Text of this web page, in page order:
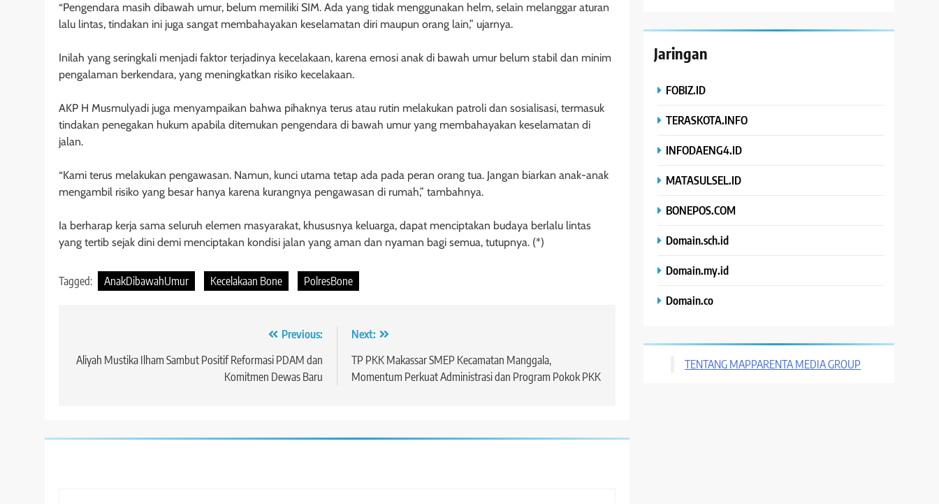
“Pengendara masih dibawah umur, belum memiliki SIM. Ada yang tidak menggunakan helm, selain melanggar aturan
lalu lintas, tindakan ini juga sangat membahayakan keselamatan diri maupun orang lain,” ujarnya.
Inilah yang seringkali menjadi faktor terjadinya kecelakaan, karena emosi anak di bawah umur belum stabil dan minim
pengalaman berkendara, yang meningkatkan risiko kecelakaan.
AKP H Musmulyadi juga menyampaikan bahwa pihaknya terus atau rutin melakukan patroli dan sosialisasi, termasuk
tindakan penegakan hukum apabila ditemukan pengendara di bawah umur yang membahayakan keselamatan di
jalan.
“Kami terus melakukan pengawasan. Namun, kunci utama tetap ada pada peran orang tua. Jangan biarkan anak-anak
mengambil risiko yang besar hanya karena kurangnya pengawasan di rumah,” tambahnya.
Ia berharap kerja sama seluruh elemen masyarakat, khususnya keluarga, dapat menciptakan budaya berlalu lintas
yang tertib sejak dini demi menciptakan kondisi jalan yang aman dan nyaman bagi semua, tutupnya. (*)
Tagged: AnakDibawahUmur Kecelakaan Bone PolresBone
pos
Previous:
Aliyah Mustika Ilham Sambut Positif Reformasi PDAM dan
Komitmen Dewas Baru
Next:
TP PKK Makassar SMEP Kecamatan Manggala,
Momentum Perkuat Administrasi dan Program Pokok PKK
Jaringan
FOBIZ.ID
TERASKOTA.INFO
INFODAENG4.ID
MATASULSEL.ID
BONEPOS.COM
Domain.sch.id
Domain.my.id
Domain.co
TENTANG MAPPARENTA MEDIA GROUP